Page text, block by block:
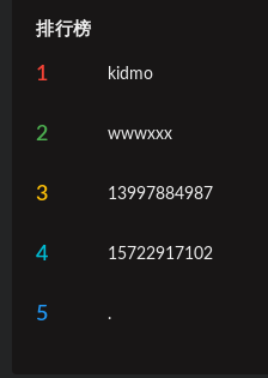
排行榜
1 kidmo
2 wwwxxx
3 13997884987
4 15722917102
5 .